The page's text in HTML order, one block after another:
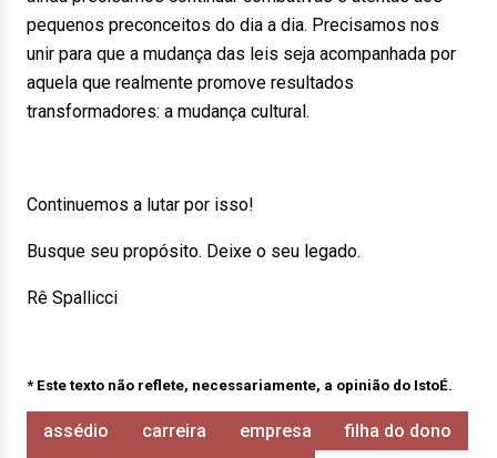
pequenos preconceitos do dia a dia. Precisamos nos
unir para que a mudança das leis seja acompanhada por
aquela que realmente promove resultados
transformadores: a mudança cultural.
Continuemos a lutar por isso!
Busque seu propósito. Deixe o seu legado.
Rê Spallicci
* Este texto não reflete, necessariamente, a opinião do IstoÉ.
assédio carreira empresa
filha do dono